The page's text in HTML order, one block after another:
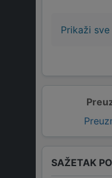
Prikaži sve
SAŽETAK